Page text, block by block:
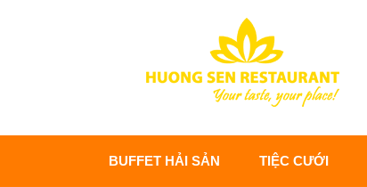
BUFFET HẢI SẢN TIỆC CƯỚI